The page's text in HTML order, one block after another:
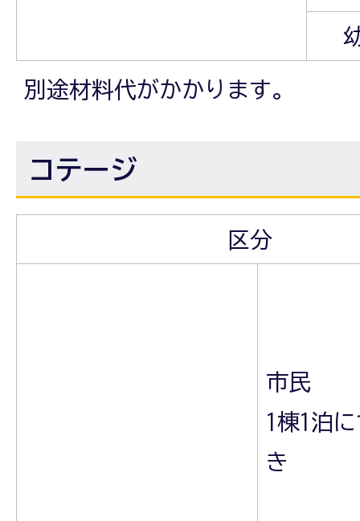
別途材料代がかかります。
コテージ
区分
市民
1棟1泊
き